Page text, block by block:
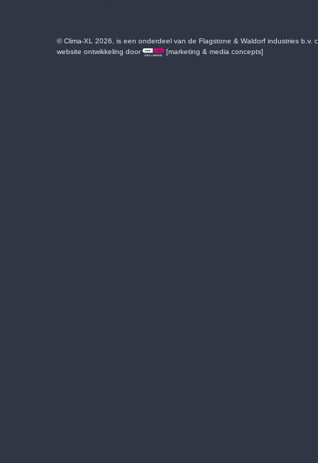
© Clima-XL 2026, is een onderdeel van de Flagstone & Waldorf industries b.v.
website ontwikkeling door
[marketing & media concepts]